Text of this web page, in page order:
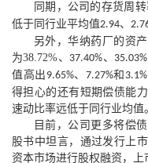
同期，公司的存货周
低于同行业平均值2.94、
另外，华纳药厂的资
为38.72%、 37.40%、 35.03%
值高出 9.65%、 7.27%和 3.1%
得担心的还有短期偿债能
速动比率远低于同行业均值
目前，公司更多将偿
股书中坦言，通过发行上
资本市场进行股权融资，上